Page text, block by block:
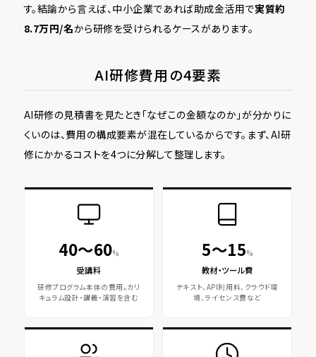
す。結論から言えば、中小企業であれば助成金活用で実質約
8.7万円/名から研修を受けられるケースがあります。
AI研修費用の4要素
AI研修の見積書を見たとき「なぜこの金額なのか」が分かりに
くいのは、費用の構成要素が混在しているからです。まず、AI研
修にかかるコストを4つに分解して整理します。
40〜60%
受講料
研修プログラム本体の費用。カリ
キュラム設計・講義・演習を含む
5〜15%
教材・ツール費
テキスト、API利用料、クラウド環
境、ライセンス費など